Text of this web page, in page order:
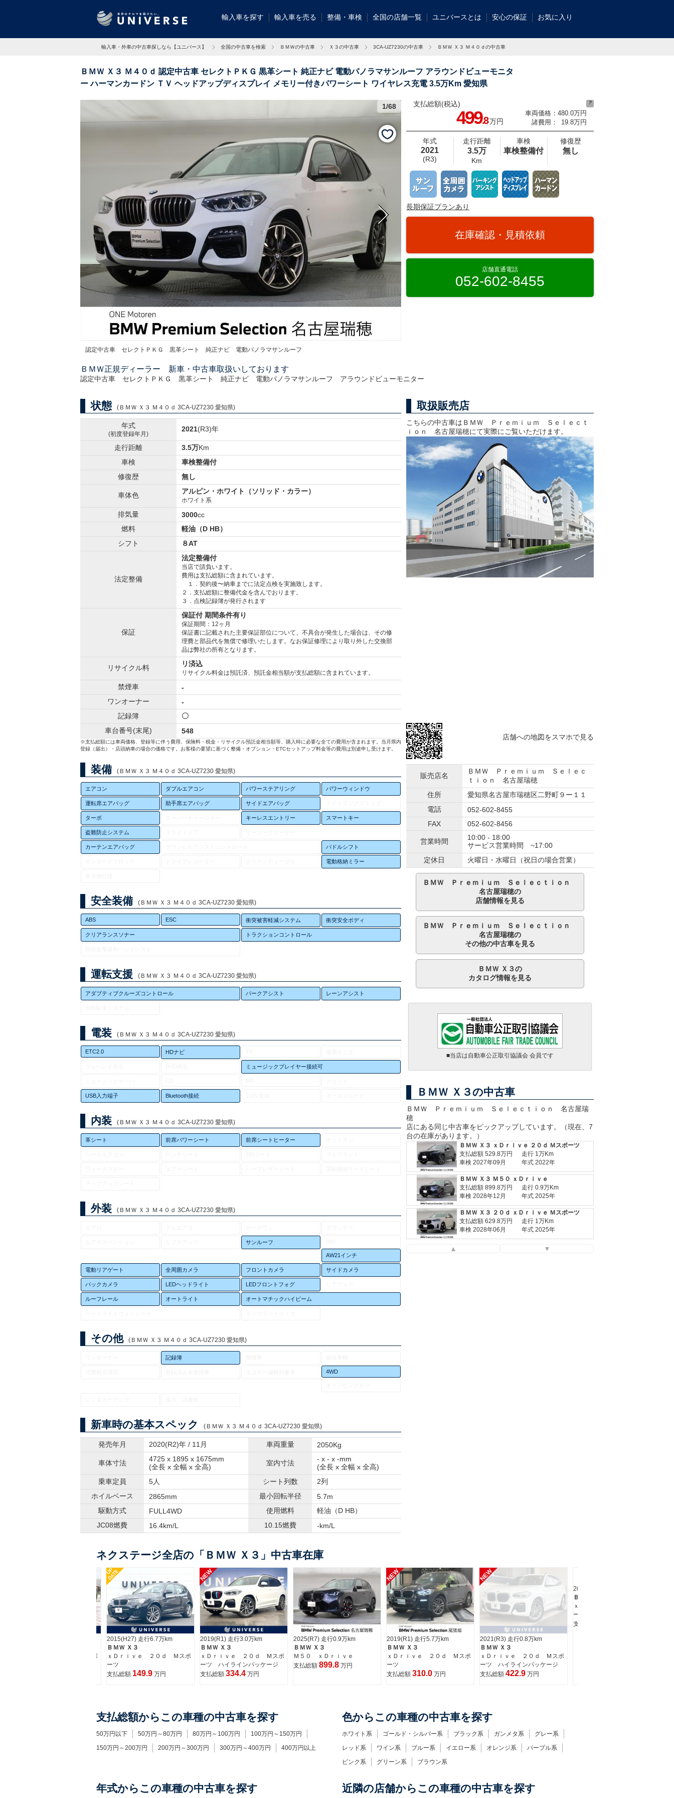
輸入車を探す 輸入車を売る 整備・車検 全国の店舗一覧 ユニバースとは 安心の保証 お気に入り
輸入車・外車の中古車探しなら【ユニバース】 全国の中古車を検索 ＢＭＷの中古車 Ｘ３の中古車 3CA-UZ7230の中古車 ＢＭＷ Ｘ３ Ｍ４０ｄの中古車
ＢＭＷ Ｘ３ Ｍ４０ｄ 認定中古車 セレクトＰＫＧ 黒革シート 純正ナビ 電動パノラマサンルーフ アラウンドビューモニタ
ー ハーマンカードン ＴＶ ヘッドアップディスプレイ メモリー付きパワーシート ワイヤレス充電 3.5万Km 愛知県
認定中古車 セレクトＰＫＧ 黒革シート 純正ナビ 電動パノラマサンルーフ
ＢＭＷ認定中古車は保証も充実しております。２年間もしくは、１年間の保証に加え、最大４年間
も可能でございます（対象車種限定）！充実の保証で、安心してお車をご利用いただけます！
1/68 支払総額(税込)
499.8 万円
車両価格：
諸費用：
480.0万円
19.8万円
?
年式
2021
(R3)
走行距離
3.5万
Km
車検
車検整備付
修復歴
無し
長期保証プランあり
在庫確認・見積依頼
店舗直通電話
052-602-8455
ＢＭＷ正規ディーラー 新車・中古車取扱いしております
認定中古車 セレクトＰＫＧ 黒革シート 純正ナビ 電動パノラマサンルーフ アラウンドビューモニター
状態 (ＢＭＷ Ｘ３ Ｍ４０ｄ 3CA-UZ7230 愛知県)
年式
(初度登録年月)
2021(R3)年
走行距離 3.5万Km
車検
車検整備付
修復歴
無し
車体色 アルピン・ホワイト（ソリッド・カラー）
ホワイト系
排気量 3000cc
燃料
軽油（D HB）
シフト
８AT
法定整備
法定整備付
当店で請負います。
費用は支払総額に含まれています。
１．契約後〜納車までに法定点検を実施致します。
２．支払総額に整備代金を含んでおります。
３．点検記録簿が発行されます
保証
保証付 期間条件有り
保証期間：12ヶ月
保証書に記載された主要保証部位について、不具合が発生した場合は、その修
理費と部品代を無償で修理いたします。なお保証修理により取り外した交換部
品は弊社の所有となります。
リサイクル料 リ済込
リサイクル料金は預託済、預託金相当額が支払総額に含まれています。
禁煙車
-
ワンオーナー
-
記録簿
〇
車台番号(末尾)
548
※支払総額には車両価格、登録等に伴う費用、保険料・税金・リサイクル預託金相当額等、購入時に必要な全ての費用が含まれます。当月県内
登録（届出）・店頭納車の場合の価格です。お客様の要望に基づく整備・オプション・ETCセットアップ料金等の費用は別途申し受けます。
装備 (ＢＭＷ Ｘ３ Ｍ４０ｄ 3CA-UZ7230 愛知県)
エアコン ダブルエアコン パワーステアリング パワーウィンドウ
運転席エアバッグ 助手席エアバッグ サイドエアバッグ
ターボ キーレスエントリー スマートキー
盗難防止システム
カーテンエアバッグ パドルシフト
電動格納ミラー
安全装備 (ＢＭＷ Ｘ３ Ｍ４０ｄ 3CA-UZ7230 愛知県)
ABS ESC 衝突被害軽減システム 衝突安全ボディ
クリアランスソナー トラクションコントロール
運転支援 (ＢＭＷ Ｘ３ Ｍ４０ｄ 3CA-UZ7230 愛知県)
アダプティブクルーズコントロール パークアシスト レーンアシスト
電装 (ＢＭＷ Ｘ３ Ｍ４０ｄ 3CA-UZ7230 愛知県)
ETC2.0 HDナビ
ミュージックプレイヤー接続可
USB入力端子 Bluetooth接続
内装 (ＢＭＷ Ｘ３ Ｍ４０ｄ 3CA-UZ7230 愛知県)
革シート 前席パワーシート 前席シートヒーター
外装 (ＢＭＷ Ｘ３ Ｍ４０ｄ 3CA-UZ7230 愛知県)
サンルーフ
AW21インチ
電動リアゲート 全周囲カメラ フロントカメラ サイドカメラ
バックカメラ LEDヘッドライト LEDフロントフォグ
ルーフレール オートライト オートマチックハイビーム
その他 (ＢＭＷ Ｘ３ Ｍ４０ｄ 3CA-UZ7230 愛知県)
記録簿
4WD
新車時の基本スペック (ＢＭＷ Ｘ３ Ｍ４０ｄ 3CA-UZ7230 愛知県)
発売年月 2020(R2)年 / 11月 車両重量 2050Kg
車体寸法
4725 x 1895 x 1675mm
(全長 x 全幅 x 全高)
室内寸法
- x - x -mm
(全長 x 全幅 x 全高)
乗車定員
5人 シート列数
2列
ホイルベース
2865mm 最小回転半径
5.7m
駆動方式
FULL4WD 使用燃料
軽油（D HB）
JC08燃費
16.4km/L 10.15燃費 -km/L
取扱販売店
こちらの中古車はＢＭＷ Ｐｒｅｍｉｕｍ Ｓｅｌｅｃｔ
ｉｏｎ 名古屋瑞穂にて実際にご覧いただけます。
店舗への地図をスマホで見る
販売店名
ＢＭＷ Ｐｒｅｍｉｕｍ Ｓｅｌｅｃ
ｔｉｏｎ 名古屋瑞穂
住所
愛知県名古屋市瑞穂区二野町９ー１１
電話
052-602-8455
FAX
052-602-8456
営業時間
10:00 - 18:00
サービス営業時間 ~17:00
定休日
火曜日・水曜日（祝日の場合営業）
ＢＭＷ Ｐｒｅｍｉｕｍ Ｓｅｌｅｃｔｉｏｎ
名古屋瑞穂の
店舗情報を見る
ＢＭＷ Ｐｒｅｍｉｕｍ Ｓｅｌｅｃｔｉｏｎ
名古屋瑞穂の
その他の中古車を見る
ＢＭＷ Ｘ３の
カタログ情報を見る
■当店は自動車公正取引協議会 会員です
ＢＭＷ Ｘ３の中古車
ＢＭＷ Ｐｒｅｍｉｕｍ Ｓｅｌｅｃｔｉｏｎ 名古屋瑞
穂
店にある同じ中古車をピックアップしています。（現在、7
台の在庫があります。）
ＢＭＷ Ｘ３ ｘＤｒｉｖｅ ２０ｄ Ｍスポーツ
支払総額359.8万円
支払総額499.8万円
走行 3.5万Km
車検 車検整備付
ＢＭＷ Ｘ３ ｘＤｒｉｖｅ ２０ｄ Ｍスポーツ
支払総額 529.8万円
走行 1万Km
車検 2027年09月
年式 2022年
ＢＭＷ Ｘ３ Ｍ５０ ｘＤｒｉｖｅ
支払総額 899.8万円
走行 0.9万Km
車検 2028年12月
年式 2025年
ＢＭＷ Ｘ３ ２０ｄ ｘＤｒｉｖｅ Ｍスポーツ
支払総額 629.8万円
走行 1万Km
車検 2028年06月
年式 2025年
ＢＭＷ Ｘ３ ｘＤｒｉｖｅ ２０ｄ Ｘライン
▲ ▼
ネクステージ全店の「ＢＭＷ Ｘ３」中古車在庫
ｘＤｒｉｖｅ ２０ｄ Ｍスポ
UP
DATE
2015(H27) 走行6.7万km
ＢＭＷ Ｘ３
ｘＤｒｉｖｅ ２０ｄ Ｍスポ
ーツ
支払総額 149.9 万円
NEW
2019(R1) 走行3.0万km
ＢＭＷ Ｘ３
ｘＤｒｉｖｅ ２０ｄ Ｍスポ
ーツ ハイラインパッケージ
支払総額 334.4 万円
2025(R7) 走行0.9万km
ＢＭＷ Ｘ３
Ｍ５０ ｘＤｒｉｖｅ
支払総額 899.8 万円
NEW
2019(R1) 走行5.7万km
ＢＭＷ Ｘ３
ｘＤｒｉｖｅ ２０ｄ Ｍスポ
ーツ
支払総額 310.0 万円
NEW
2021(R3) 走行0.8万km
ＢＭＷ Ｘ３
ｘＤｒｉｖｅ ２０ｄ Ｍスポ
ーツ ハイラインパッケージ
支払総額 422.9 万円
2020(R2) 走行3.9万km
ＢＭＷ Ｘ３
ｘＤｒｉｖｅ ２０ｄ Ｍスポ
ーツ
支払総額
支払総額からこの車種の中古車を探す
50万円以下 50万円～80万円 80万円～100万円
100万円～150万円
150万円～200万円
200万円～300万円 300万円～400万円 400万円以上
色からこの車種の中古車を探す
ホワイト系 ゴールド・シルバー系 ブラック系 ガンメタ系
グレー系
レッド系
ワイン系 ブルー系 イエロー系 オレンジ系
パープル系
ピンク系
グリーン系 ブラウン系
年式からこの車種の中古車を探す 近隣の店舗からこの車種の中古車を探す